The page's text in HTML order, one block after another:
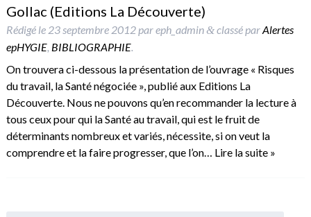
Gollac (Editions La Découverte)
Rédigé le 23 septembre 2012pareph_admin &classé parAlertes
epHYGIE, BIBLIOGRAPHIE.
On trouvera ci-dessous la présentation de l’ouvrage « Risques
du travail, la Santé négociée », publié aux Editions La
Découverte. Nous ne pouvons qu’en recommander la lecture à
tous ceux pour qui la Santé au travail, qui est le fruit de
déterminants nombreux et variés, nécessite, si on veut la
comprendre et la faire progresser, que l’on… Lire la suite »